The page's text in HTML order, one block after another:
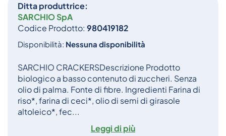
Ditta produttrice:
SARCHIO SpA
Codice Prodotto: 980419182
Disponibilità: Nessuna disponibilità
SARCHIO CRACKERSDescrizione Prodotto
biologico a basso contenuto di zuccheri. Senza
olio di palma. Fonte di fibre. Ingredienti Farina di
riso*, farina di ceci*, olio di semi di girasole
altoleico*, fec...
Leggi di più